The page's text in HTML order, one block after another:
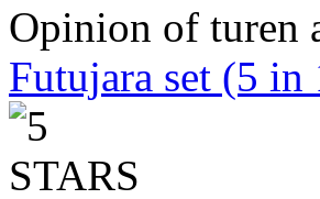
Opinion of turen
Futujara set (5